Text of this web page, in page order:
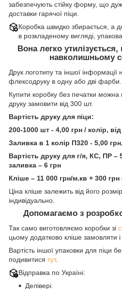
забезпечують стійку форму, що
доставки гарячої піци.
Коробка швидко збирається, а
в розкладеному вигляді,
Вона легко
навколишньому
Друк логотипу та іншої
флексодруку в одну або дві фарби.
Купити коробку без печатки
друку замовити від 300 шт.
Вартість друку для піци:
200-1000 шт - 4,00 грн / колір,
Заливка в 1 колір П320 - 5,00
Вартість друку для г/я, КС, ПР –
заливка – 6 грн
Кліше – 11 000 грн/м.кв + 300
Ціна кліше залежить від його
індивідуально.
Допомагаємо з
Так само виготовляємо коробки зі
цьому додатково кліше замовляти
Вартість іншої упаковки для піци
подивитися тут.
Відправка по Україні:
Делівері.